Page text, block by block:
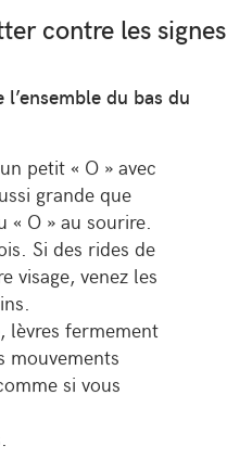
contre les signes
du bas du
petit « O » avec
grande que
« O » au sourire.
Si des rides de
visage, venez les
lèvres fermement
mouvements
si vous